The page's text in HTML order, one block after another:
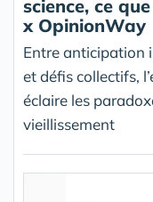
science, ce
x OpinionWay
Entre anticipation
et défis collectifs,
éclaire les
vieillissement